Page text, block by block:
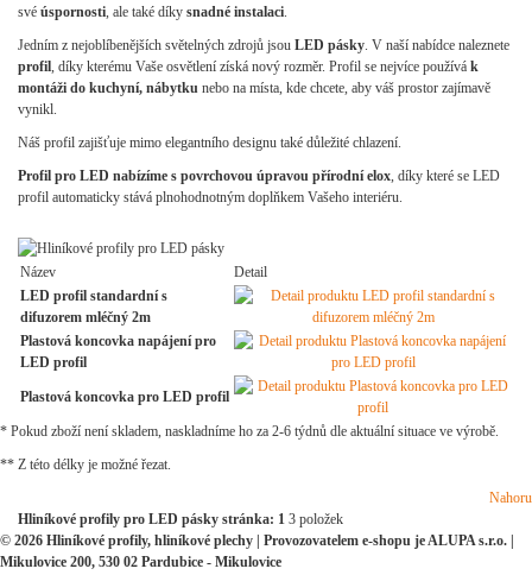
své úspornosti, ale také díky snadné instalaci.
Jedním z nejoblíbenějších světelných zdrojů jsou LED pásky. V naší nabídce naleznete
profil, díky kterému Vaše osvětlení získá nový rozměr. Profil se nejvíce používá k
montáži do kuchyní, nábytku nebo na místa, kde chcete, aby váš prostor zajímavě
vynikl.
Náš profil zajišťuje mimo elegantního designu také důležité chlazení.
Profil pro LED nabízíme s povrchovou úpravou přírodní elox, díky které se LED
profil automaticky stává plnohodnotným doplňkem Vašeho interiéru.
Název
Detail
LED profil standardní s
difuzorem mléčný 2m
Plastová koncovka napájení pro
LED profil
Plastová koncovka pro LED profil
* Pokud zboží není skladem, naskladníme ho za 2-6 týdnů dle aktuální situace ve výrobě.
** Z této délky je možné řezat.
Nahoru
Hliníkové profily pro LED pásky stránka: 1 3 položek
© 2026 Hliníkové profily, hliníkové plechy | Provozovatelem e-shopu je ALUPA s.r.o. |
Mikulovice 200, 530 02 Pardubice - Mikulovice